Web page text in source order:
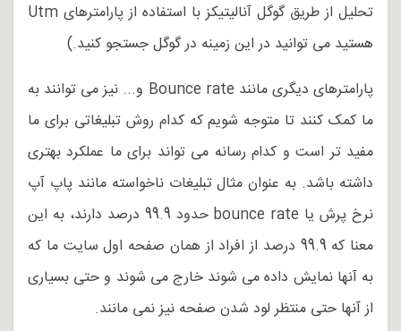
تحلیل از طریق گوگل آنالیتیکز با استفاده از پارامترهای Utm
هستید می توانید در این زمینه در گوگل جستجو کنید.)
پارامترهای دیگری مانند Bounce rate و... نیز می توانند به
ما کمک کنند تا متوجه شویم که کدام روش تبلیغاتی برای ما
مفید تر است و کدام رسانه می تواند برای ما عملکرد بهتری
داشته باشد. به عنوان مثال تبلیغات ناخواسته مانند پاپ آپ
نرخ پرش یا bounce rate حدود 99.9 درصد دارند، به این
معنا که 99.9 درصد از افراد از همان صفحه اول سایت ما که
به آنها نمایش داده می شوند خارج می شوند و حتی بسیاری
از آنها حتی منتظر لود شدن صفحه نیز نمی مانند.